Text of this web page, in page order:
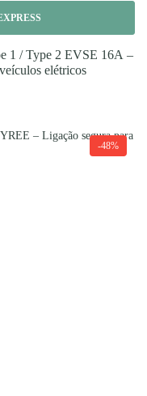
1 / Type 2 EVSE 16A –
elétricos
-48%